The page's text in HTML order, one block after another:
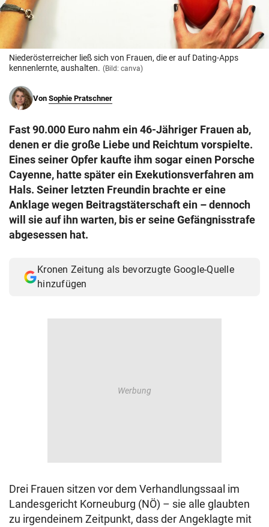
© Krone Multimedia GmbH & Co KG 2026
Muthgasse 2, 1190 Wien
Niederösterreicher ließ sich von Frauen, die er auf Dating-Apps
kennenlernte, aushalten. (Bild: canva)
Von Sophie Pratschner
Fast 90.000 Euro nahm ein 46-Jähriger Frauen ab,
denen er die große Liebe und Reichtum vorspielte.
Eines seiner Opfer kaufte ihm sogar einen Porsche
Cayenne, hatte später ein Exekutionsverfahren am
Hals. Seiner letzten Freundin brachte er eine
Anklage wegen Beitragstäterschaft ein – dennoch
will sie auf ihn warten, bis er seine Gefängnisstrafe
abgesessen hat.
Kronen Zeitung als bevorzugte Google-Quelle
hinzufügen
Drei Frauen sitzen vor dem Verhandlungssaal im
Landesgericht Korneuburg (NÖ) – sie alle glaubten
zu irgendeinem Zeitpunkt, dass der Angeklagte mit